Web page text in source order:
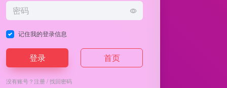
记住我的登录信息
登录 首页
没有账号？注册/找回密码